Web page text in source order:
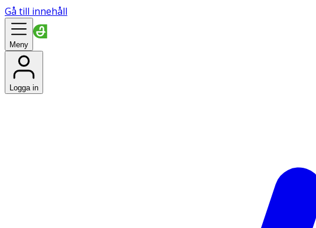
Gå till innehåll
Meny
Logga in